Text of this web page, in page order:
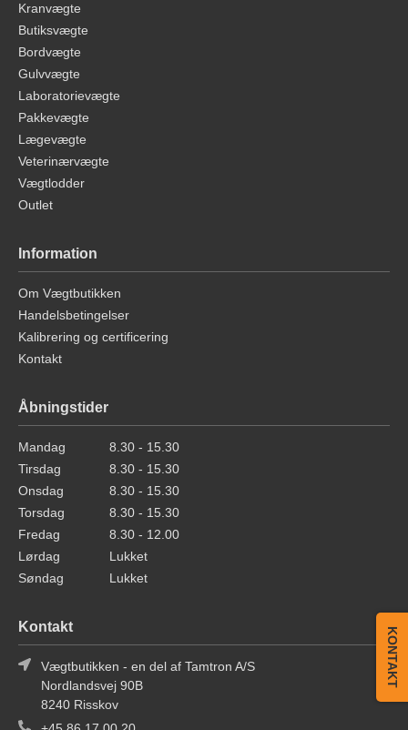
Kranvægte
Butiksvægte
Bordvægte
Gulvvægte
Laboratorievægte
Pakkevægte
Lægevægte
Veterinærvægte
Vægtlodder
Outlet
Information
Om Vægtbutikken
Handelsbetingelser
Kalibrering og certificering
Kontakt
Åbningstider
Mandag
8.30 - 15.30
Tirsdag
8.30 - 15.30
Onsdag
8.30 - 15.30
Torsdag
8.30 - 15.30
Fredag
8.30 - 12.00
Lørdag
Lukket
Søndag
Lukket
Kontakt
Vægtbutikken - en del af Tamtron A/S
Nordlandsvej 90B
8240 Risskov
KONTAKT